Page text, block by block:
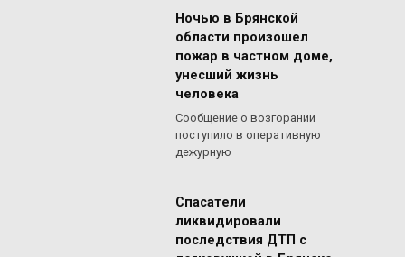
Ночью в Брянской
области произошел
пожар в частном доме,
унесший жизнь
человека
Сообщение о возгорании
поступило в оперативную
дежурную
Спасатели
ликвидировали
последствия ДТП с